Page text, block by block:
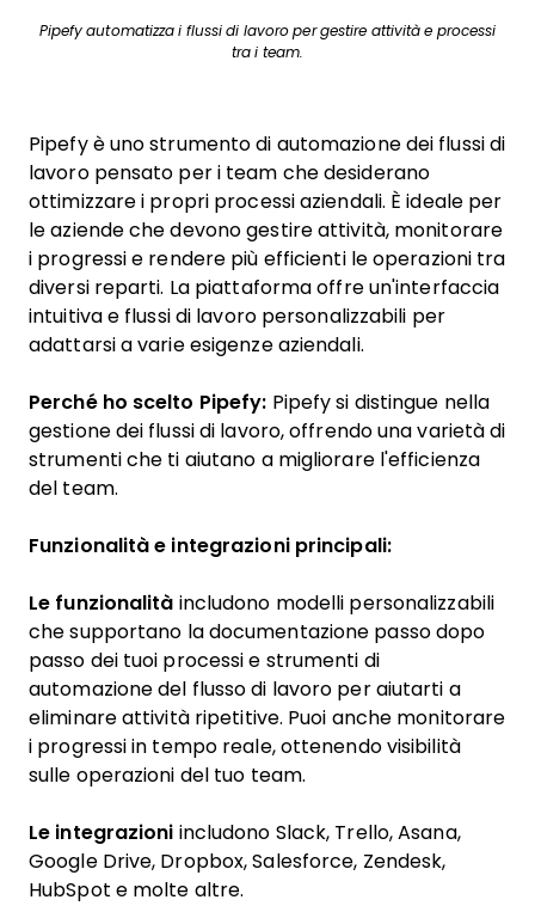
Pipefy automatizza i flussi di lavoro per gestire attività e processi
tra i team.
Pipefy è uno strumento di automazione dei flussi di
lavoro pensato per i team che desiderano
ottimizzare i propri processi aziendali. È ideale per
le aziende che devono gestire attività, monitorare
i progressi e rendere più efficienti le operazioni tra
diversi reparti. La piattaforma offre un'interfaccia
intuitiva e flussi di lavoro personalizzabili per
adattarsi a varie esigenze aziendali.
Perché ho scelto Pipefy: Pipefy si distingue nella
gestione dei flussi di lavoro, offrendo una varietà di
strumenti che ti aiutano a migliorare l'efficienza
del team.
Funzionalità e integrazioni principali:
Le funzionalità includono modelli personalizzabili
che supportano la documentazione passo dopo
passo dei tuoi processi e strumenti di
automazione del flusso di lavoro per aiutarti a
eliminare attività ripetitive. Puoi anche monitorare
i progressi in tempo reale, ottenendo visibilità
sulle operazioni del tuo team.
Le integrazioni includono Slack, Trello, Asana,
Google Drive, Dropbox, Salesforce, Zendesk,
HubSpot e molte altre.